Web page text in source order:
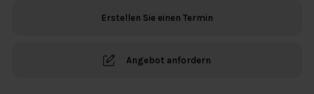
Erstellen Sie einen Termin
Angebot anfordern